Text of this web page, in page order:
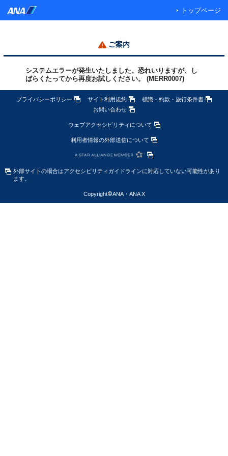
トップページ
ご案内
システムエラーが発生いたしました。恐れいりますが、し
ばらくたってから再度お試しください。 (MERR0007)
プライバシーポリシー サイト利用規約
標識・約款・旅行条件書
お問い合わせ
ウェブアクセシビリティについて
利用者情報の外部送信について
外部サイトの場合はアクセシビリティガイドラインに対応していない可能性があり
ます。
Copyright©ANA・ANA X